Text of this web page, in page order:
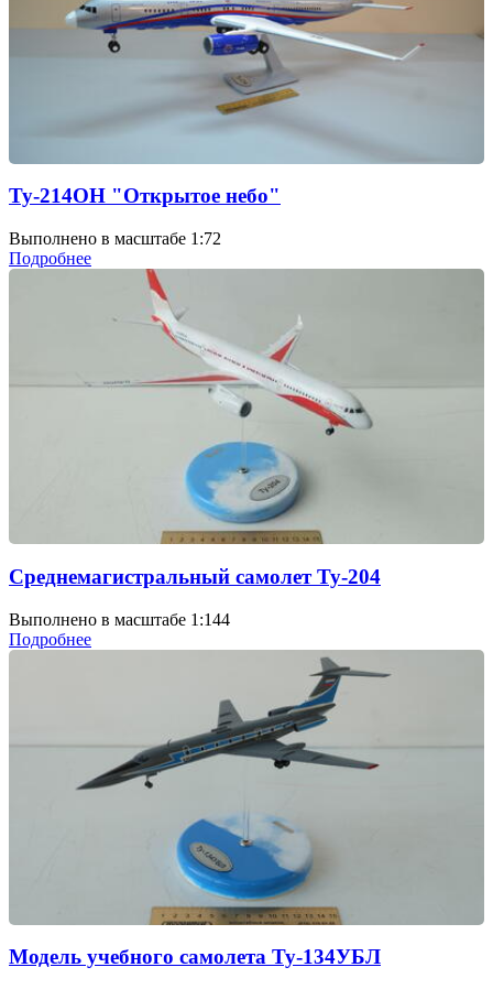
Ту-214ОН "Открытое небо"
Выполнено в масштабе 1:72
Подробнее
Среднемагистральный самолет Ту-204
Выполнено в масштабе 1:144
Подробнее
Модель учебного самолета Ту-134УБЛ